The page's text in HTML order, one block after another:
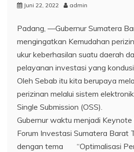
Juni 22, 2022 admin
Padang, —Gubernur Sumatera
mengingatkan Kemudahan
ukur keberhasilan suatu daerah
pelayanan investasi yang
Oleh Sebab itu kita berupaya
perizinan melalui sistem
Single Submission (OSS).
Gubernur waktu menjadi Keynote
Forum Investasi Sumatera Barat
dengan tema “Optimalisasi